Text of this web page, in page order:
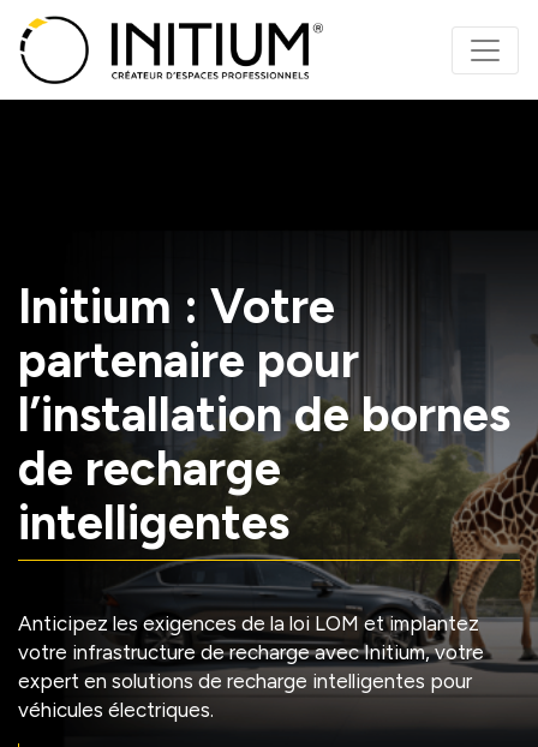
Initium : Votre
partenaire pour
l’installation de bornes
de recharge
intelligentes
Anticipez les exigences de la loi LOM et implantez
votre infrastructure de recharge avec Initium, votre
expert en solutions de recharge intelligentes pour
véhicules électriques.
Panneau de gestion des cookies